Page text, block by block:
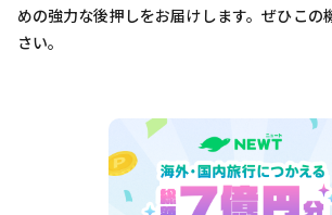
めの強力な後押しをお届けします。ぜひこの
さい。